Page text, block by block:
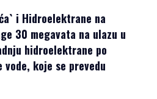
i Hidroelektrane na
30 megavata na ulazu u
hidroelektrane po
koje se prevedu